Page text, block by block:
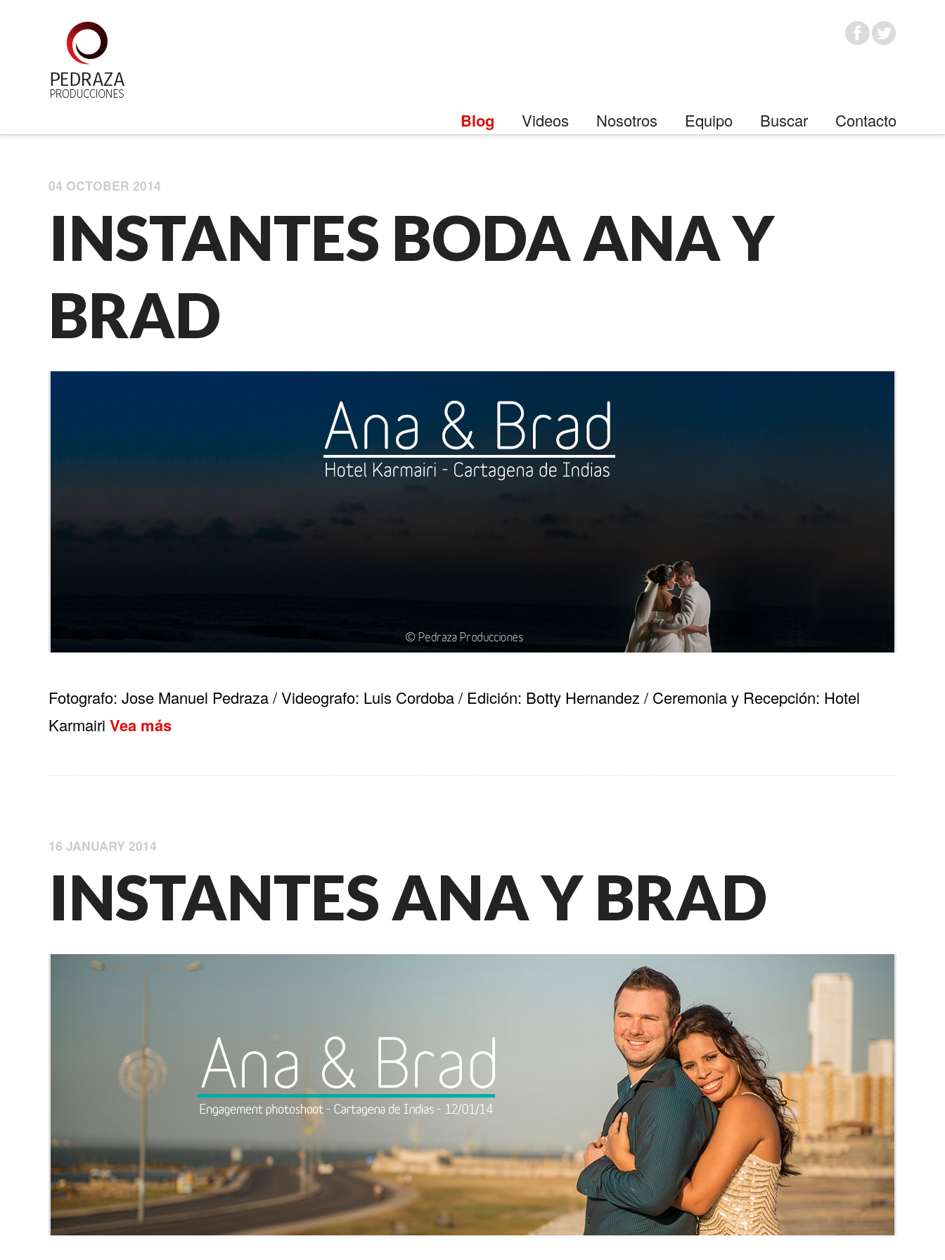
Blog Videos Nosotros Equipo Buscar Contacto
04 OCTOBER 2014
INSTANTES BODA ANA Y
BRAD
Fotografo: Jose Manuel Pedraza / Videografo: Luis Cordoba / Edición: Botty Hernandez / Ceremonia y Recepción: Hotel
Karmairi Vea más
16 JANUARY 2014
INSTANTES ANA Y BRAD